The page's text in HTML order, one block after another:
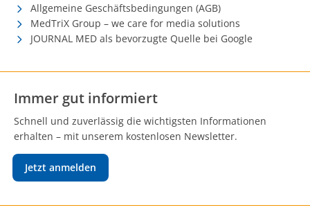
Allgemeine Geschäftsbedingungen (AGB)
MedTriX Group – we care for media solutions
JOURNAL MED als bevorzugte Quelle bei Google
Immer gut informiert
Schnell und zuverlässig die wichtigsten Informationen
erhalten – mit unserem kostenlosen Newsletter.
Jetzt anmelden